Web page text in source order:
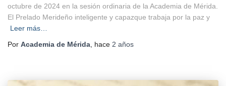
octubre de 2024 en la sesión ordinaria de la Academia de Mérida.
El Prelado Merideño inteligente y capazque trabaja por la paz y
Leer más…
Por Academia de Mérida , hace 2 años